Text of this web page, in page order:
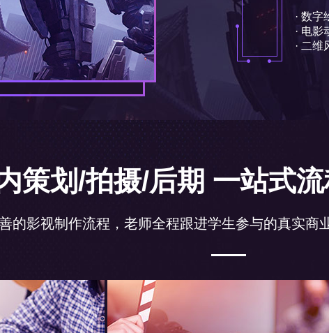
· 多通
·
· 三维
策划/拍摄/后期 一站式
的影视制作流程，老师全程跟进学生参与的真实商